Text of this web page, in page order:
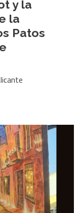
y la
la
Patos